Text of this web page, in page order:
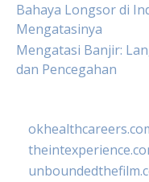
Bahaya Longsor di
Mengatasinya
Mengatasi Banjir:
dan Pencegahan